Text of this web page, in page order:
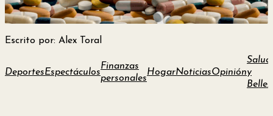
Escrito por: Alex Toral
DeportesEspectáculos
Finanzas
personales
HogarNoticiasOpinión
Salud
y